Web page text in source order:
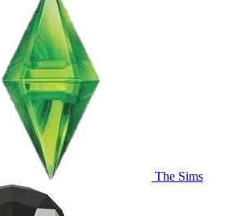
The Sims